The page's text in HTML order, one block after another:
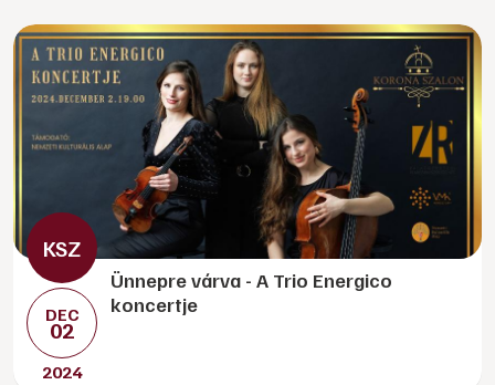
DEC
02
2024
Ünnepre várva - A Trio Energico
koncertje